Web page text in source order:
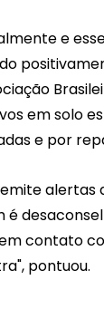
e
em solo
e por
é
contato
pontuou.